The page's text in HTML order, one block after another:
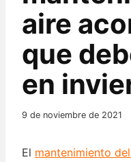
aire
que
en
9 de noviembre de 2021
El mantenimiento